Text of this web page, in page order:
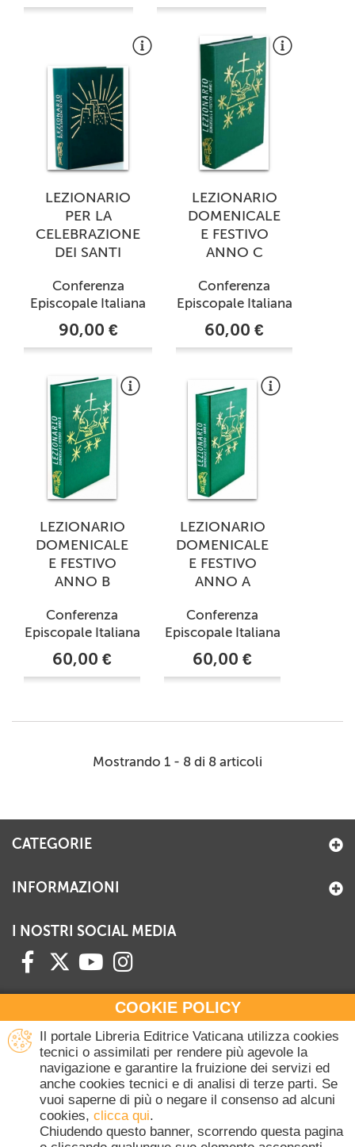
LEZIONARIO
PER LA
CELEBRAZIONE
DEI SANTI
Conferenza
Episcopale Italiana
90,00 €
LEZIONARIO
DOMENICALE
E FESTIVO
ANNO C
Conferenza
Episcopale Italiana
60,00 €
LEZIONARIO
DOMENICALE
E FESTIVO
ANNO B
Conferenza
Episcopale Italiana
60,00 €
LEZIONARIO
DOMENICALE
E FESTIVO
ANNO A
Conferenza
Episcopale Italiana
60,00 €
Mostrando 1 - 8 di 8 articoli
COOKIE POLICY
Il portale Libreria Editrice Vaticana utilizza cookies
tecnici o assimilati per rendere più agevole la
navigazione e garantire la fruizione dei servizi ed
anche cookies tecnici e di analisi di terze parti. Se
vuoi saperne di più o negare il consenso ad alcuni
cookies, clicca qui.
Chiudendo questo banner, scorrendo questa pagina
CATEGORIE
INFORMAZIONI
I NOSTRI SOCIAL MEDIA
HAI BISOGNO DI INFORMAZIONI?
Contattaci all'Ufficio Commerciale
+39 06 698 45780
Lunedì-Giovedì 8-16.30
Venerdì 8-14
(Escluse festività Vaticane)